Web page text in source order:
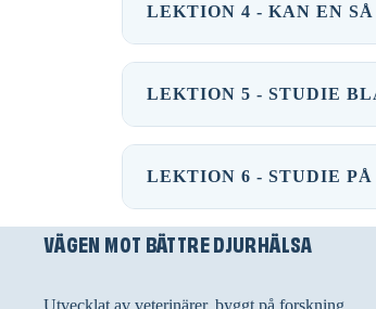
LEKTION 4 - KAN EN
LEKTION 5 - STUDIE
LEKTION 6 - STUDIE
VÄGEN MOT BÄTTRE DJURHÄLSA
Utvecklat av veterinärer, byggt på forskning